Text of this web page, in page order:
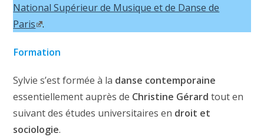
National Supérieur de Musique et de Danse de
Paris
.
Formation
Sylvie s’est formée à la danse contemporaine
essentiellement auprès de Christine Gérard tout en
suivant des études universitaires en droit et
sociologie.